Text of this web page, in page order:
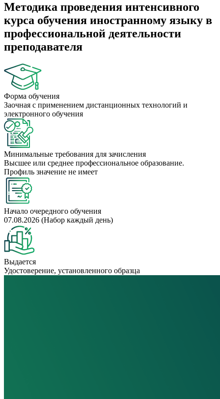
Методика проведения интенсивного
курса обучения иностранному языку в
профессиональной деятельности
преподавателя
Форма обучения
Заочная с применением дистанционных технологий и
электронного обучения
Минимальные требования для зачисления
Высшее или среднее профессиональное образование.
Профиль значение не имеет
Начало очередного обучения
07.08.2026 (Набор каждый день)
Выдается
Удостоверение, установленного образца